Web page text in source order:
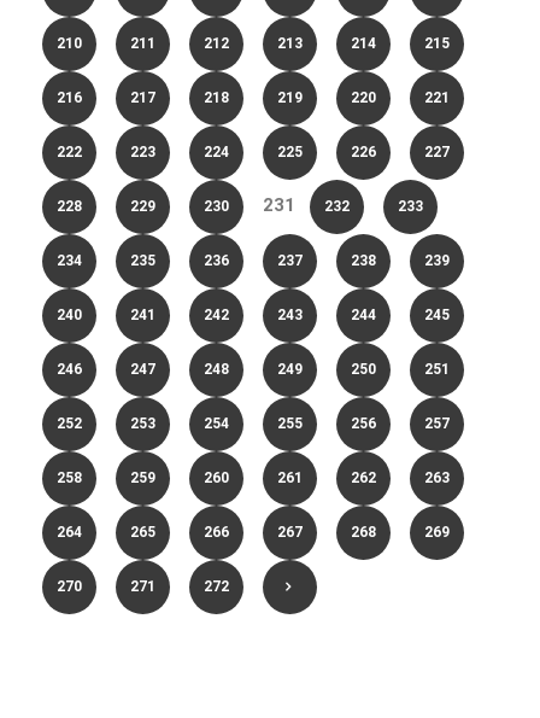
210 211 212 213 214 215
216 217 218 219 220 221
222 223 224 225 226 227
228 229 230 231 232 233
234 235 236 237 238 239
240 241 242 243 244 245
246 247 248 249 250 251
252 253 254 255 256 257
258 259 260 261 262 263
264 265 266 267 268 269
270 271 272